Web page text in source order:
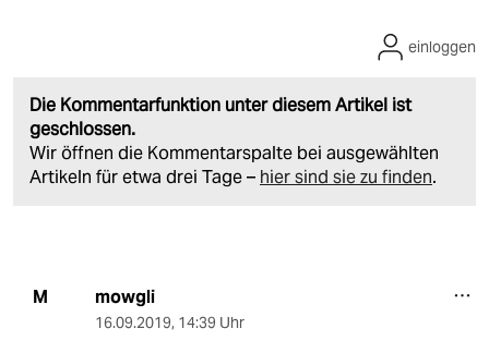
Die Kommentarfunktion unter diesem Artikel ist
geschlossen.
Wir öffnen die Kommentarspalte bei ausgewählten
Artikeln für etwa drei Tage – hier sind sie zu finden.
einloggen
M mowgli
16.09.2019, 14:39 Uhr